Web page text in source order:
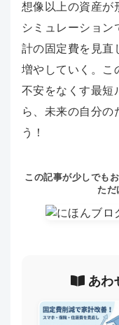
想像以上の資産が
シミュレーショ
計の固定費を見直
増やしていく。こ
不安をなくす最短
ら、未来の自分の
う！
この記事が少しでも
ただ
あわ